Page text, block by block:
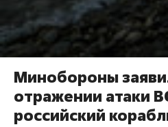
Минобороны
отражении атаки
российский